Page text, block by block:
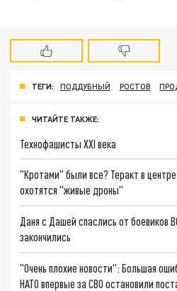
ТЕГИ: ПОДДУБНЫЙ РОСТОВ
ЧИТАЙТЕ ТАКЖЕ:
Технофашисты XXI века
"Кротами" были все? Теракт в
охотятся "живые дроны"
Даня с Дашей спаслись от боевиков
закончились
"Очень плохие новости": Большая
НАТО впервые за СВО остановили